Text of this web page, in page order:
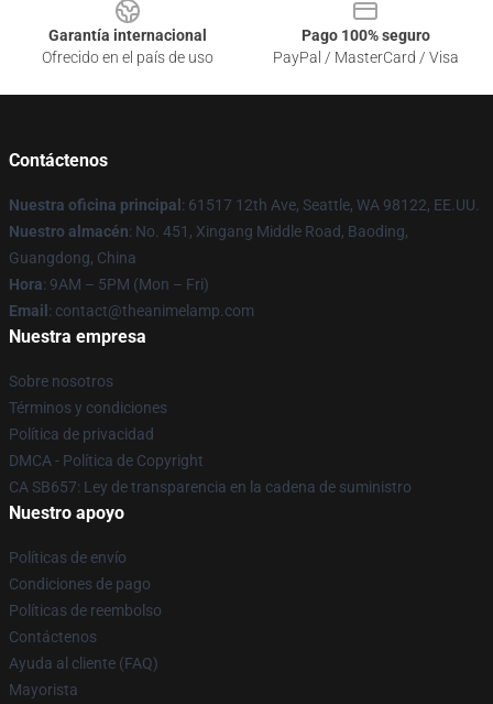
Garantía internacional
Ofrecido en el país de uso
Pago 100% seguro
PayPal / MasterCard / Visa
Contáctenos
Nuestra oficina principal : 61517 12th Ave, Seattle, WA 98122, EE.UU.
Nuestro almacén: No. 451, Xingang Middle Road, Baoding,
Guangdong, China
Hora: 9AM – 5PM (Mon – Fri)
Email : contact@theanimelamp.com
Nuestra empresa
Sobre nosotros
Términos y condiciones
Política de privacidad
DMCA - Política de Copyright
CA SB657: Ley de transparencia en la cadena de suministro
Nuestro apoyo
Políticas de envío
Condiciones de pago
Políticas de reembolso
Contáctenos
Ayuda al cliente (FAQ)
Mayorista